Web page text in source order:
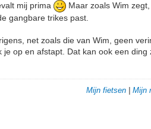
mij prima
Maar zoals Wim
gangbare trikes past.
net zoals die van Wim, geen
je op en afstapt. Dat kan ook een
Mijn fietsen| Mijn